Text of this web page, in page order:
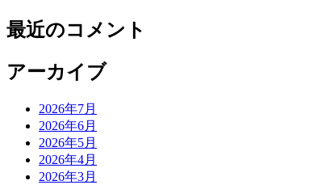
最近のコメント
アーカイブ
2026年7月
2026年6月
2026年5月
2026年4月
2026年3月